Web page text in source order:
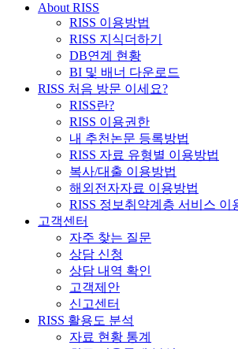
About RISS
RISS 이용방법
RISS 지식더하기
DB연계 현황
BI 및 배너 다운로드
RISS 처음 방문 이세요?
RISS란?
RISS 이용권한
내 추천논문 등록방법
RISS 자료 유형별 이용방법
복사/대출 이용방법
해외전자자료 이용방법
RISS 정보취약계층 서비스 이
고객센터
자주 찾는 질문
상담 신청
상담 내역 확인
고객제안
신고센터
RISS 활용도 분석
자료 현황 통계